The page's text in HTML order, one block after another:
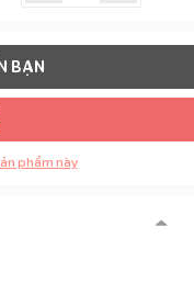
BẠN
phẩm này